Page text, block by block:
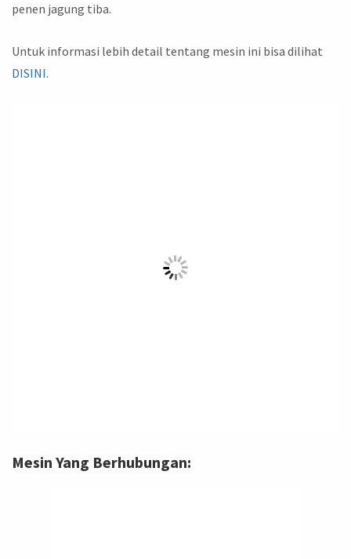
penen jagung tiba.
Untuk informasi lebih detail tentang mesin ini bisa dilihat
DISINI.
Mesin Yang Berhubungan: